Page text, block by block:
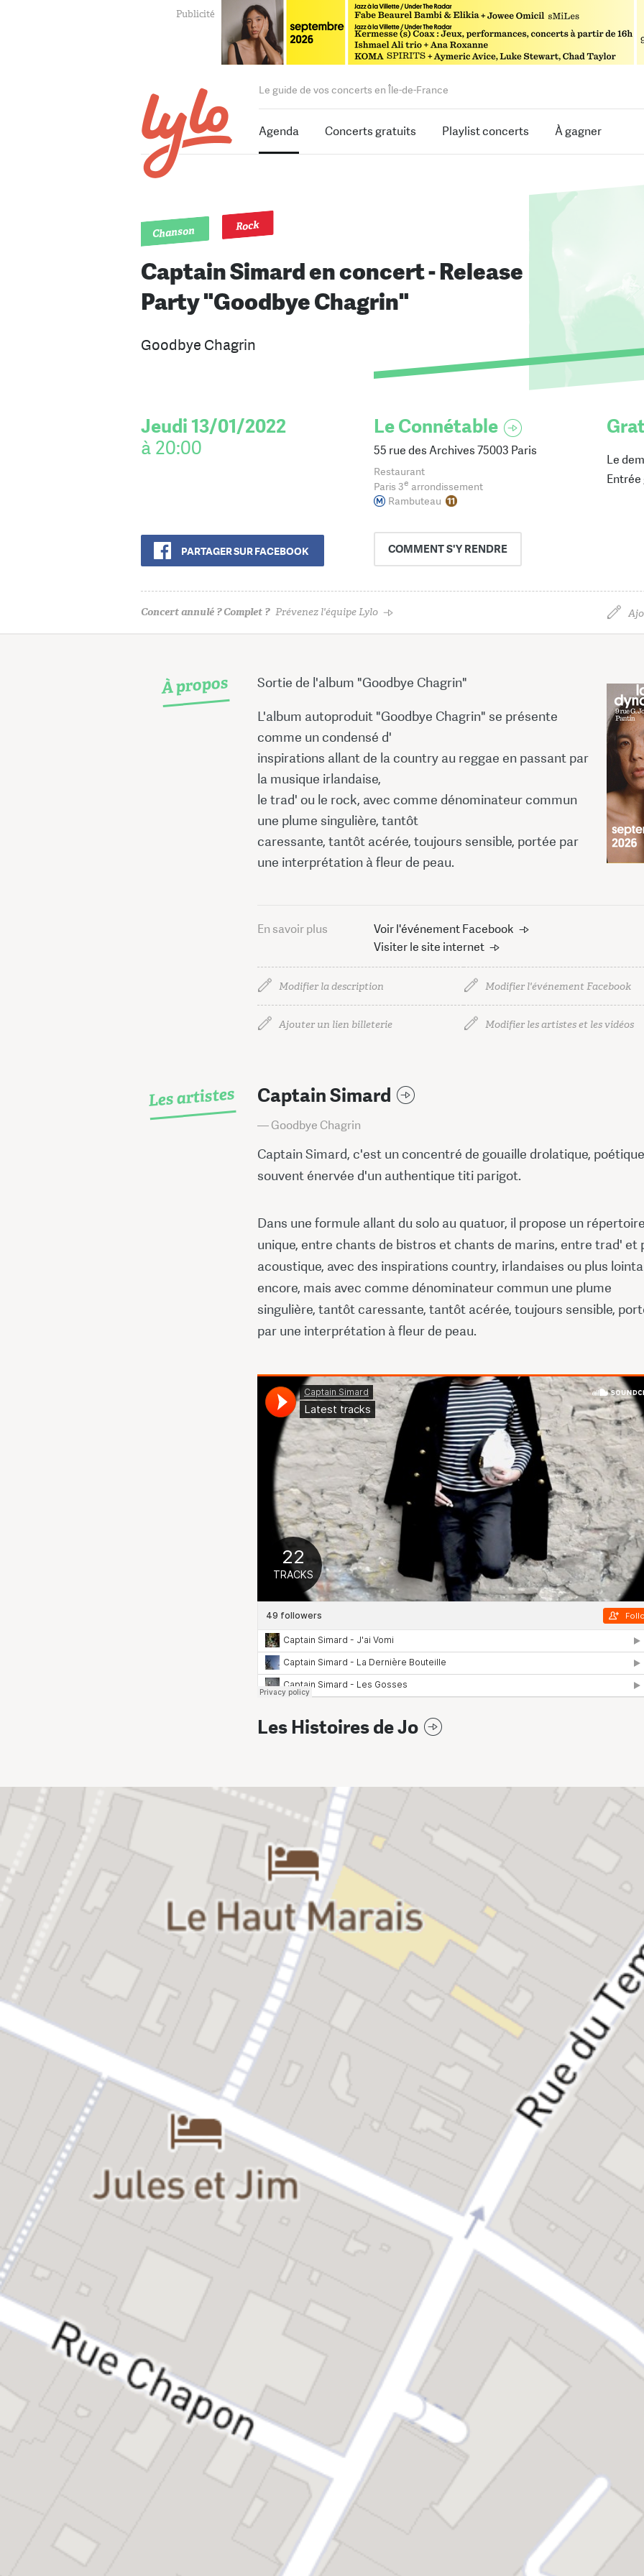
Le guide de vos concerts en Île-de-France
Agenda Concerts gratuits Playlist concerts À gagner
Chanson Rock
Captain Simard en concert - Release
Party "Goodbye Chagrin"
Goodbye Chagrin
Jeudi 13/01/2022
à 20:00
PARTAGER SUR FACEBOOK
Le Connétable
55 rue des Archives 75003 Paris
Restaurant
Paris 3e arrondissement
Rambuteau
COMMENTS'Y RENDRE
Le
Concert annulé ? Complet ? Prévenez l'équipe Lylo
À propos Sortie de l'album "Goodbye Chagrin"
L'album autoproduit "Goodbye Chagrin" se présente
comme un condensé d'
inspirations allant de la country au reggae en passant par
la musique irlandaise,
le trad' ou le rock, avec comme dénominateur commun
une plume singulière, tantôt
caressante, tantôt acérée, toujours sensible, portée par
une interprétation à fleur de peau.
En savoir plus
Voir l'événement Facebook
Visiter le site internet
Modifier la description Modifier l'événement Facebook
Ajouter un lien billeterie Modifier les artistes et les vidéos
Les artistes Captain Simard
— Goodbye Chagrin
Captain Simard, c'est un concentré de gouaille drolatique,
souvent énervée d'un authentique titi parigot.
Dans une formule allant du solo au quatuor, il propose un
unique, entre chants de bistros et chants de marins, entre trad' et
acoustique, avec des inspirations country, irlandaises ou plus
encore, mais avec comme dénominateur commun une plume
singulière, tantôt caressante, tantôt acérée, toujours sensible,
par une interprétation à fleur de peau.
Les Histoires de Jo